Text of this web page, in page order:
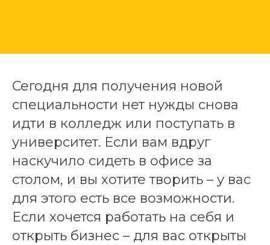
Сегодня для получения новой
специальности нет нужды снова
идти в колледж или поступать в
университет. Если вам вдруг
наскучило сидеть в офисе за
столом, и вы хотите творить – у вас
для этого есть все возможности.
Если хочется работать на себя и
открыть бизнес – для вас открыты